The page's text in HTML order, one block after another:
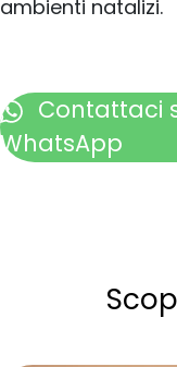
ambienti natalizi.
Contattaci
WhatsApp